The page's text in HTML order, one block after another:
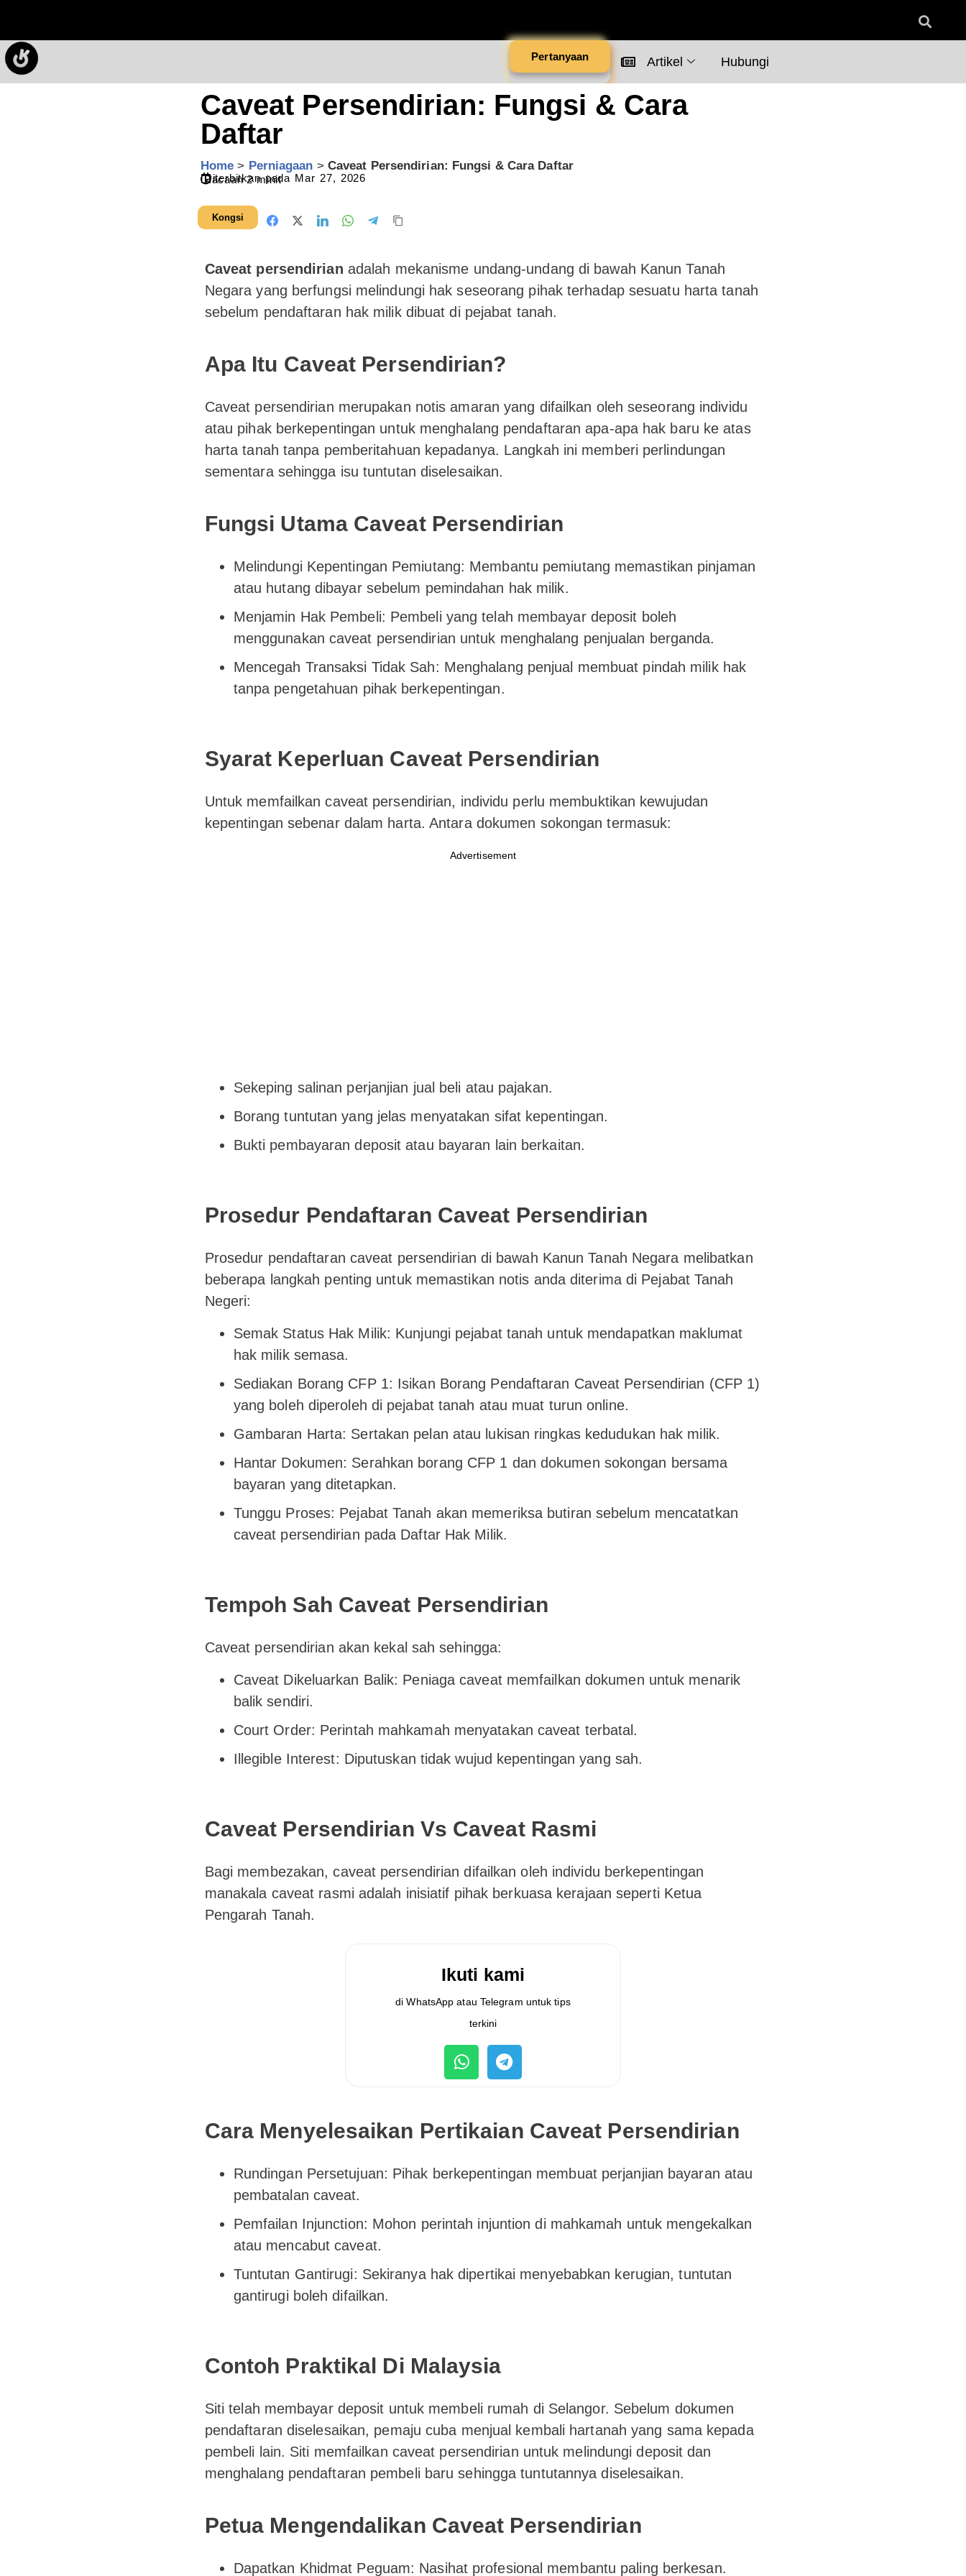
Pertanyaan Artikel Hubungi
Caveat Persendirian: Fungsi & Cara
Daftar
Home > Perniagaan > Caveat Persendirian: Fungsi & Cara Daftar
Diterbitkan pada Mar 27, 2026
Bacaan2 minit
Kongsi
Caveat persendirian adalah mekanisme undang-undang di bawah Kanun Tanah
Negara yang berfungsi melindungi hak seseorang pihak terhadap sesuatu harta tanah
sebelum pendaftaran hak milik dibuat di pejabat tanah.
Apa Itu Caveat Persendirian?
Caveat persendirian merupakan notis amaran yang difailkan oleh seseorang individu
atau pihak berkepentingan untuk menghalang pendaftaran apa-apa hak baru ke atas
harta tanah tanpa pemberitahuan kepadanya. Langkah ini memberi perlindungan
sementara sehingga isu tuntutan diselesaikan.
Fungsi Utama Caveat Persendirian
Melindungi Kepentingan Pemiutang: Membantu pemiutang memastikan pinjaman
atau hutang dibayar sebelum pemindahan hak milik.
Menjamin Hak Pembeli: Pembeli yang telah membayar deposit boleh
menggunakan caveat persendirian untuk menghalang penjualan berganda.
Mencegah Transaksi Tidak Sah: Menghalang penjual membuat pindah milik hak
tanpa pengetahuan pihak berkepentingan.
Syarat Keperluan Caveat Persendirian
Untuk memfailkan caveat persendirian, individu perlu membuktikan kewujudan
kepentingan sebenar dalam harta. Antara dokumen sokongan termasuk:
Advertisement
Sekeping salinan perjanjian jual beli atau pajakan.
Borang tuntutan yang jelas menyatakan sifat kepentingan.
Bukti pembayaran deposit atau bayaran lain berkaitan.
Prosedur Pendaftaran Caveat Persendirian
Prosedur pendaftaran caveat persendirian di bawah Kanun Tanah Negara melibatkan
beberapa langkah penting untuk memastikan notis anda diterima di Pejabat Tanah
Negeri:
Semak Status Hak Milik: Kunjungi pejabat tanah untuk mendapatkan maklumat
hak milik semasa.
Sediakan Borang CFP 1: Isikan Borang Pendaftaran Caveat Persendirian (CFP 1)
yang boleh diperoleh di pejabat tanah atau muat turun online.
Gambaran Harta: Sertakan pelan atau lukisan ringkas kedudukan hak milik.
Hantar Dokumen: Serahkan borang CFP 1 dan dokumen sokongan bersama
bayaran yang ditetapkan.
Tunggu Proses: Pejabat Tanah akan memeriksa butiran sebelum mencatatkan
caveat persendirian pada Daftar Hak Milik.
Tempoh Sah Caveat Persendirian
Caveat persendirian akan kekal sah sehingga:
Caveat Dikeluarkan Balik: Peniaga caveat memfailkan dokumen untuk menarik
balik sendiri.
Court Order: Perintah mahkamah menyatakan caveat terbatal.
Illegible Interest: Diputuskan tidak wujud kepentingan yang sah.
Caveat Persendirian Vs Caveat Rasmi
Bagi membezakan, caveat persendirian difailkan oleh individu berkepentingan
manakala caveat rasmi adalah inisiatif pihak berkuasa kerajaan seperti Ketua
Pengarah Tanah.
Ikuti kami
di WhatsApp atau Telegram untuk tips
terkini
Cara Menyelesaikan Pertikaian Caveat Persendirian
Rundingan Persetujuan: Pihak berkepentingan membuat perjanjian bayaran atau
pembatalan caveat.
Pemfailan Injunction: Mohon perintah injuntion di mahkamah untuk mengekalkan
atau mencabut caveat.
Tuntutan Gantirugi: Sekiranya hak dipertikai menyebabkan kerugian, tuntutan
gantirugi boleh difailkan.
Contoh Praktikal Di Malaysia
Siti telah membayar deposit untuk membeli rumah di Selangor. Sebelum dokumen
pendaftaran diselesaikan, pemaju cuba menjual kembali hartanah yang sama kepada
pembeli lain. Siti memfailkan caveat persendirian untuk melindungi deposit dan
menghalang pendaftaran pembeli baru sehingga tuntutannya diselesaikan.
Petua Mengendalikan Caveat Persendirian
Dapatkan Khidmat Peguam: Nasihat profesional membantu paling berkesan.